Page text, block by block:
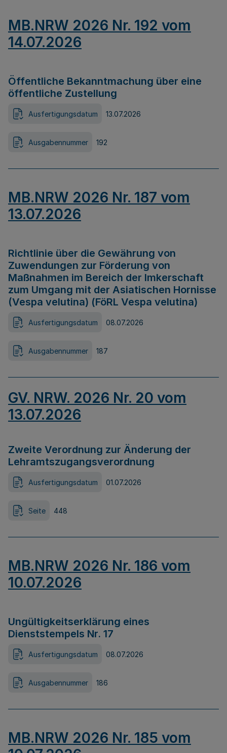
MB.NRW 2026 Nr. 192 vom
14.07.2026
Öffentliche Bekanntmachung über eine
öffentliche Zustellung
Ausfertigungsdatum 13.07.2026
Ausgabennummer 192
MB.NRW 2026 Nr. 187 vom
13.07.2026
Richtlinie über die Gewährung von
Zuwendungen zur Förderung von
Maßnahmen im Bereich der Imkerschaft
zum Umgang mit der Asiatischen Hornisse
(Vespa velutina) (FöRL Vespa velutina)
Ausfertigungsdatum 08.07.2026
Ausgabennummer 187
GV. NRW. 2026 Nr. 20 vom
13.07.2026
Zweite Verordnung zur Änderung der
Lehramtszugangsverordnung
Ausfertigungsdatum 01.07.2026
Seite 448
MB.NRW 2026 Nr. 186 vom
10.07.2026
Ungültigkeitserklärung eines
Dienststempels Nr. 17
Ausfertigungsdatum 08.07.2026
Ausgabennummer 186
MB.NRW 2026 Nr. 185 vom